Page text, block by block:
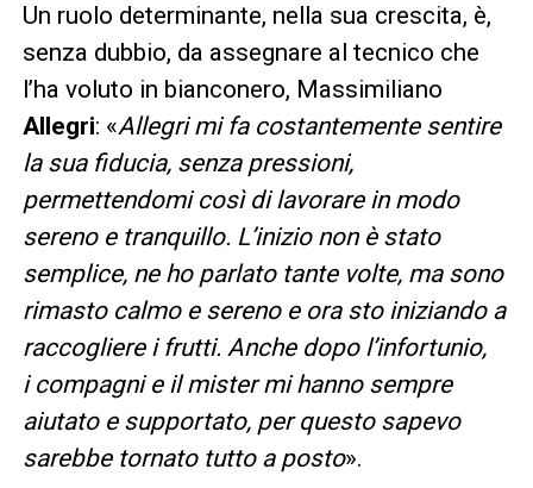
Un ruolo determinante, nella sua crescita, è,
senza dubbio, da assegnare al tecnico che
l’ha voluto in bianconero, Massimiliano
Allegri: «Allegri mi fa costantemente sentire
la sua fiducia, senza pressioni,
permettendomi così di lavorare in modo
sereno e tranquillo. L’inizio non è stato
semplice, ne ho parlato tante volte, ma sono
rimasto calmo e sereno e ora sto iniziando a
raccogliere i frutti. Anche dopo l’infortunio,
i compagni e il mister mi hanno sempre
aiutato e supportato, per questo sapevo
sarebbe tornato tutto a posto».